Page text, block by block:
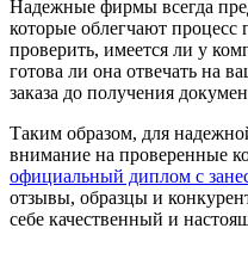
Надежные фирмы всегда
которые облегчают процесс
проверить, имеется ли у
готова ли она отвечать на
заказа до получения
Таким образом, для
внимание на проверенные
официальный диплом с
отзывы, образцы и
себе качественный и